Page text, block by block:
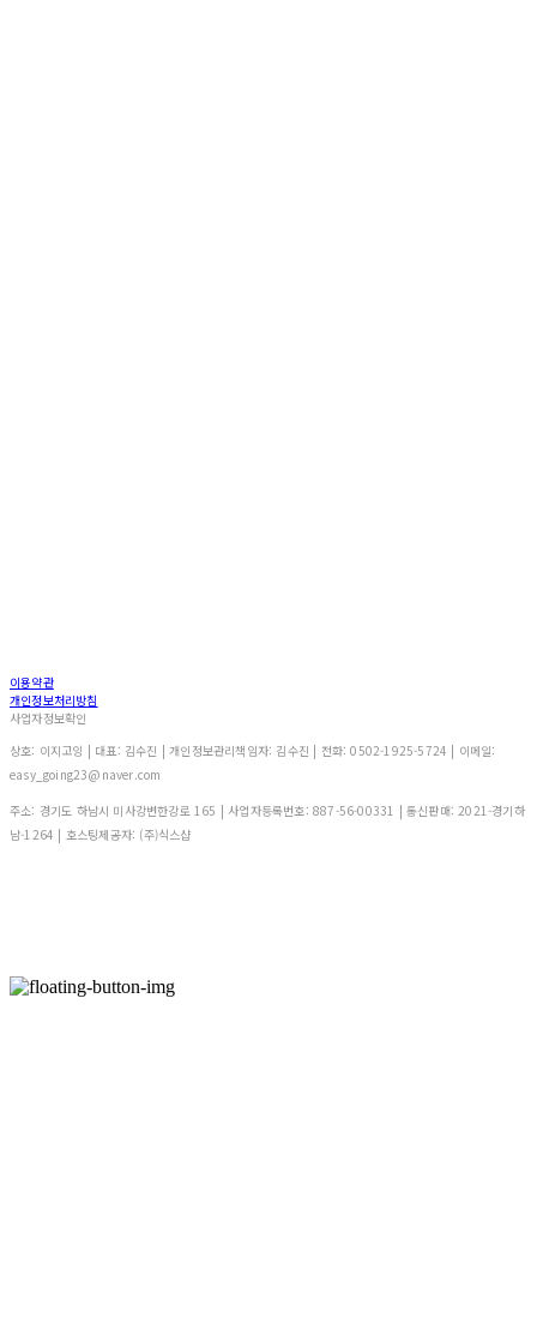
이용약관
개인정보처리방침
사업자정보확인
상호: 이지고잉 | 대표: 김수진 | 개인정보관리책임자: 김수진 | 전화: 0502-1925-5724 | 이메일:
easy_going23@naver.com
주소: 경기도 하남시 미사강변한강로 165 | 사업자등록번호: 887-56-00331 | 통신판매:2021-경기하
남-1264 | 호스팅제공자: (주)식스샵